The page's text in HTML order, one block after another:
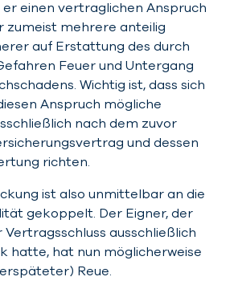
er einen vertraglichen Anspruch
zumeist mehrere anteilig
auf Erstattung des durch
Feuer und Untergang
Wichtig ist, dass sich
Anspruch mögliche
nach dem zuvor
und dessen
richten.
ist also unmittelbar an die
gekoppelt. Der Eigner, der
Vertragsschluss ausschließlich
hatte, hat nun möglicherweise
Reue.